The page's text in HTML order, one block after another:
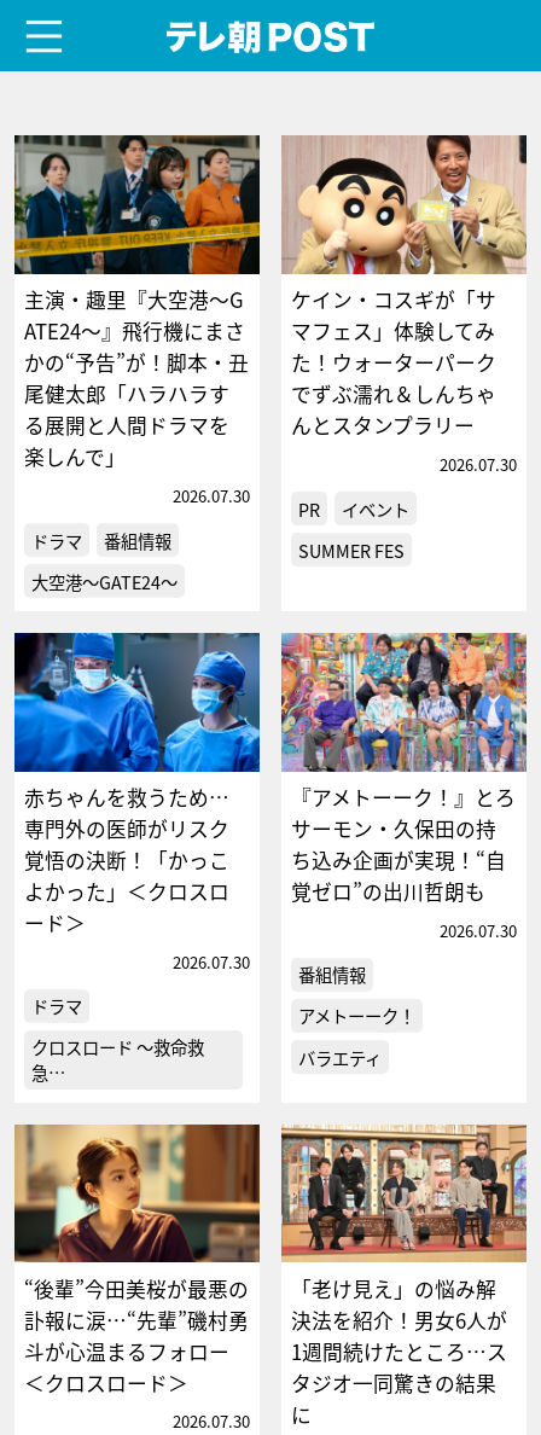
主演・趣里『大空港～G
ATE24～』飛行機にまさ
かの“予告”が！脚本・丑
尾健太郎「ハラハラす
る展開と人間ドラマを
楽しんで」
2026.07.30
ドラマ
番組情報
大空港～GATE24～
ケイン・コスギが「サ
マフェス」体験してみ
た！ウォーターパーク
でずぶ濡れ＆しんちゃ
んとスタンプラリー
2026.07.30
PR
イベント
SUMMER FES
赤ちゃんを救うため…
専門外の医師がリスク
覚悟の決断！「かっこ
よかった」＜クロスロ
ード＞
2026.07.30
ドラマ
クロスロード ～救命救
急…
『アメトーーク！』とろ
サーモン・久保田の持
ち込み企画が実現！“自
覚ゼロ”の出川哲朗も
2026.07.30
番組情報
アメトーーク！
バラエティ
“後輩”今田美桜が最悪の
訃報に涙…“先輩”磯村勇
斗が心温まるフォロー
＜クロスロード＞
2026.07.30
「老け見え」の悩み解
決法を紹介！男女6人が
1週間続けたところ…ス
タジオ一同驚きの結果
に